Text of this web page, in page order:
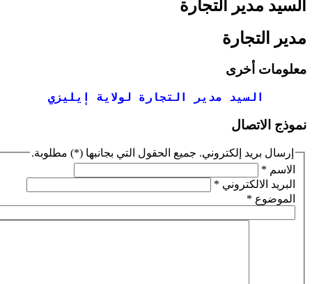
التجارة
مدير التجارة لولاية إيليزي
إلكتروني. جميع الحقول التي بجانبها (*) مطلوبة.
*